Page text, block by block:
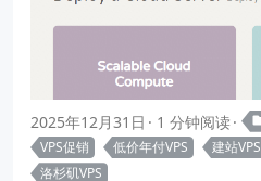
2025年12月31日 1 分钟阅读
VPS促销
低价年付VPS 建站VPS
洛杉矶VPS